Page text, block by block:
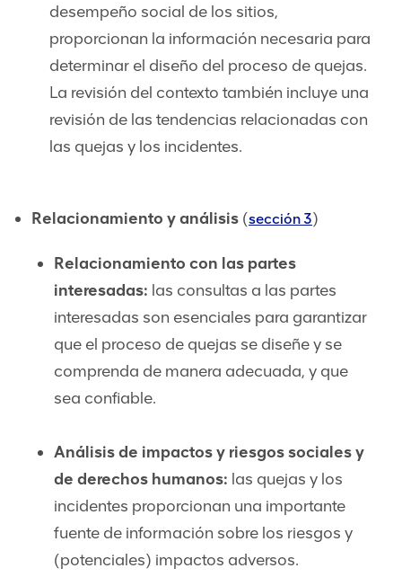
desempeño social de los sitios,
proporcionan la información necesaria para
determinar el diseño del proceso de quejas.
La revisión del contexto también incluye una
revisión de las tendencias relacionadas con
las quejas y los incidentes.
Relacionamiento y análisis (sección 3)
Relacionamiento con las partes
interesadas: las consultas a las partes
interesadas son esenciales para garantizar
que el proceso de quejas se diseñe y se
comprenda de manera adecuada, y que
sea confiable.
Análisis de impactos y riesgos sociales y
de derechos humanos: las quejas y los
incidentes proporcionan una importante
fuente de información sobre los riesgos y
(potenciales) impactos adversos.